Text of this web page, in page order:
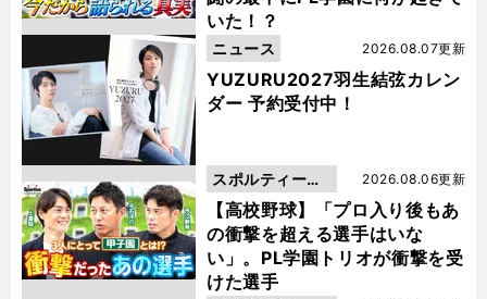
いた！？
YUZURU2027羽生結弦カレン
ダー 予約受付中！
2026.08.07更新
ニュース
【高校野球】「プロ入り後もあ
の衝撃を超える選手はいな
い」。PL学園トリオが衝撃を受
けた選手
2026.08.06更新
スポルティーバ
動画